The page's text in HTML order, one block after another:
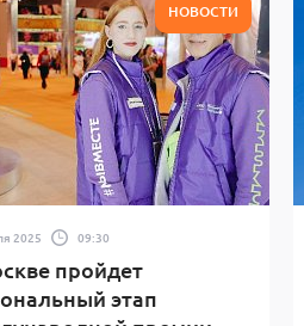
НОВОСТИ
2025 09:30
пройдет
этап